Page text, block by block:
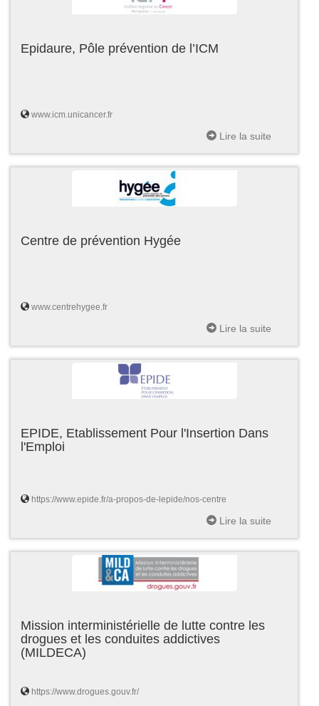
Epidaure, Pôle prévention de l’ICM
www.icm.unicancer.fr
Lire la suite
Centre de prévention Hygée
www.centrehygee.fr
Lire la suite
EPIDE, Etablissement Pour l'Insertion Dans
l'Emploi
https://www.epide.fr/a-propos-de-lepide/nos-centre
Lire la suite
Mission interministérielle de lutte contre les
drogues et les conduites addictives
(MILDECA)
https://www.drogues.gouv.fr/